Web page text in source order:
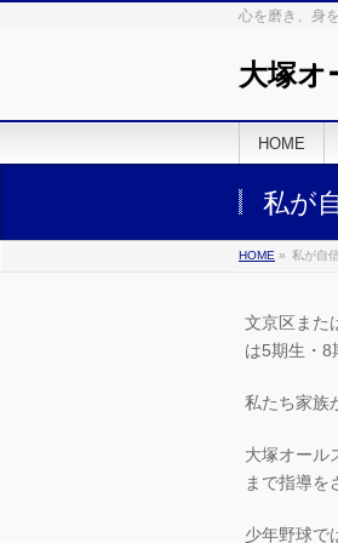
心を磨き、身
大塚オ
HOME
私が
HOME » 私が自
文京区また
は5期生・8
私たち家族
大塚オール
まで指導を
少年野球で